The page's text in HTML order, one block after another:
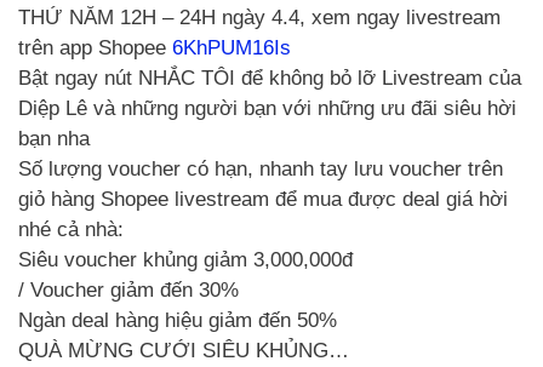
THỨ NĂM 12H – 24H ngày 4.4, xem ngay livestream
trên app Shopee 6KhPUM16Is
Bật ngay nút NHẮC TÔI để không bỏ lỡ Livestream của
Diệp Lê và những người bạn với những ưu đãi siêu hời
bạn nha
Số lượng voucher có hạn, nhanh tay lưu voucher trên
giỏ hàng Shopee livestream để mua được deal giá hời
nhé cả nhà:
Siêu voucher khủng giảm 3,000,000đ
/ Voucher giảm đến 30%
Ngàn deal hàng hiệu giảm đến 50%
QUÀ MỪNG CƯỚI SIÊU KHỦNG…